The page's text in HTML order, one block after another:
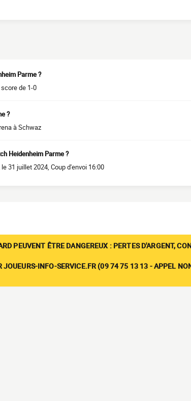
Parme ?
de 1-0
?
à Schwaz
Heidenheim Parme ?
31 juillet 2024, Coup d'envoi 16:00
PEUVENT ÊTRE DANGEREUX : PERTES D'ARGENT,
JOUEURS-INFO-SERVICE.FR (09 74 75 13 13 - APPEL